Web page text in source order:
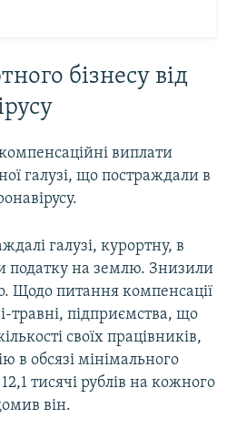
бізнесу від
виплати
галузі, що постраждали в
галузі, курортну, в
податку на землю. Знизили
Щодо питання компенсації
травні, підприємства, що
своїх працівників,
в обсязі мінімального
тисячі рублів на кожного
він.